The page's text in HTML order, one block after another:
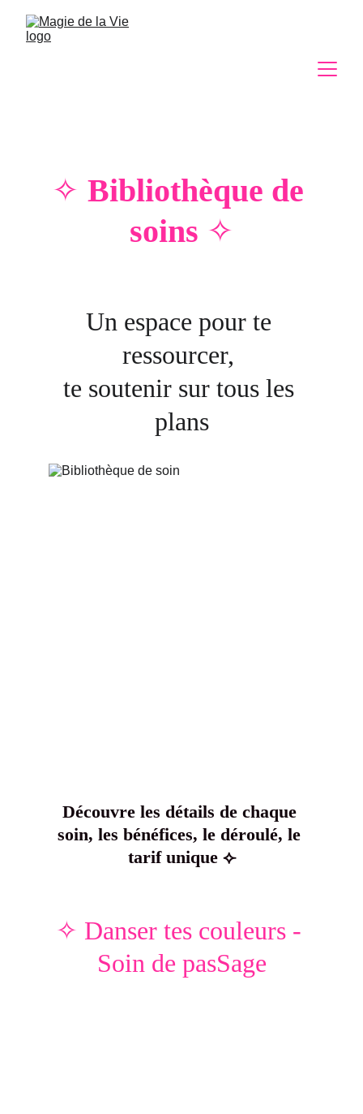
✧ Bibliothèque de
soins ✧
Un espace pour te
ressourcer,
te soutenir sur tous les
plans
Découvre les détails de chaque
soin, les bénéfices, le déroulé, le
tarif unique ⟣
✧ Danser tes couleurs -
Soin de pasSage